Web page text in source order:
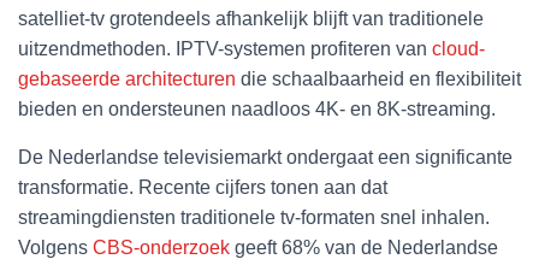
satelliet-tv grotendeels afhankelijk blijft van traditionele
uitzendmethoden. IPTV-systemen profiteren van cloud-
gebaseerde architecturen die schaalbaarheid en flexibiliteit
bieden en ondersteunen naadloos 4K- en 8K-streaming.
De Nederlandse televisiemarkt ondergaat een significante
transformatie. Recente cijfers tonen aan dat
streamingdiensten traditionele tv-formaten snel inhalen.
Volgens CBS-onderzoek geeft 68% van de Nederlandse